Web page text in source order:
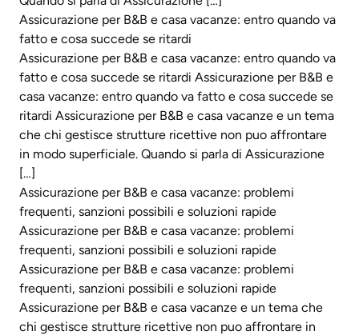
Assicurazione per B&B e casa vacanze: entro quando va
fatto e cosa succede se ritardi
Assicurazione per B&B e casa vacanze: entro quando va
fatto e cosa succede se ritardi Assicurazione per B&B e
casa vacanze: entro quando va fatto e cosa succede se
ritardi Assicurazione per B&B e casa vacanze e un tema
che chi gestisce strutture ricettive non puo affrontare
in modo superficiale. Quando si parla di Assicurazione
[…]
Assicurazione per B&B e casa vacanze: problemi
frequenti, sanzioni possibili e soluzioni rapide
Assicurazione per B&B e casa vacanze: problemi
frequenti, sanzioni possibili e soluzioni rapide
Assicurazione per B&B e casa vacanze: problemi
frequenti, sanzioni possibili e soluzioni rapide
Assicurazione per B&B e casa vacanze e un tema che
chi gestisce strutture ricettive non puo affrontare in